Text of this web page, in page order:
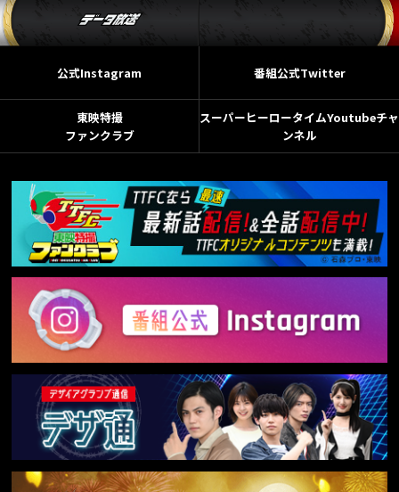
公式Instagram 番組公式Twitter
東映特撮
ファンクラブ
スーパーヒーロータイムYoutubeチャ
ンネル